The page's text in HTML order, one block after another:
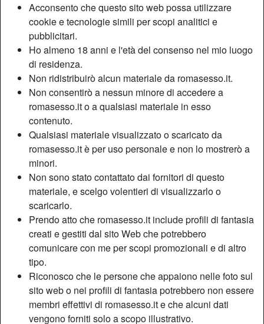
Acconsento che questo sito web possa utilizzare
cookie e tecnologie simili per scopi analitici e
pubblicitari.
Ho almeno 18 anni e l'età del consenso nel mio luogo
di residenza.
Non ridistribuirò alcun materiale da romasesso.it.
Non consentirò a nessun minore di accedere a
romasesso.it o a qualsiasi materiale in esso
contenuto.
Qualsiasi materiale visualizzato o scaricato da
romasesso.it è per uso personale e non lo mostrerò a
minori.
Non sono stato contattato dai fornitori di questo
materiale, e scelgo volentieri di visualizzarlo o
scaricarlo.
Prendo atto che romasesso.it include profili di fantasia
creati e gestiti dal sito Web che potrebbero
comunicare con me per scopi promozionali e di altro
tipo.
Riconosco che le persone che appaiono nelle foto sul
sito web o nei profili di fantasia potrebbero non essere
membri effettivi di romasesso.it e che alcuni dati
vengono forniti solo a scopo illustrativo.
Età:
34
Paese:
Italia
Provincia:
Sesso:
Sessualità:
Etero
Relazione:
Single
Colore dei capelli:
Bionde
Colore degli occhi:
Depilata:
Sì
Fumatrice:
A volte
Descrizione
Ci presenteremo senza nemmeno sfiorarci e inizieremo a
parlare senza presentarci. I nomi, all’inizio non saranno
importanti perché io il tuo lo voglio imparare bene,
solamente conoscendoti. a. Ti dico subito che sono
un’ottima baciatrice e con la mia bocca so dare molto
piacere.
Sta cercando